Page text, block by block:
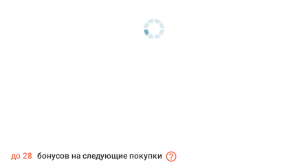
до 28 бонусов на следующие покупки